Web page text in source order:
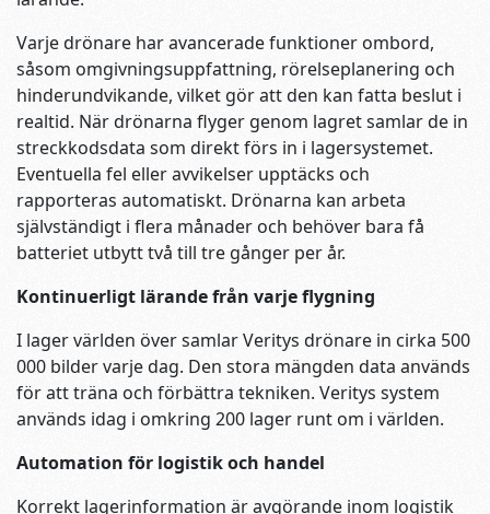
Varje drönare har avancerade funktioner ombord,
såsom omgivningsuppfattning, rörelseplanering och
hinderundvikande, vilket gör att den kan fatta beslut i
realtid. När drönarna flyger genom lagret samlar de in
streckkodsdata som direkt förs in i lagersystemet.
Eventuella fel eller avvikelser upptäcks och
rapporteras automatiskt. Drönarna kan arbeta
självständigt i flera månader och behöver bara få
batteriet utbytt två till tre gånger per år.
Kontinuerligt lärande från varje flygning
I lager världen över samlar Veritys drönare in cirka 500
000 bilder varje dag. Den stora mängden data används
för att träna och förbättra tekniken. Veritys system
används idag i omkring 200 lager runt om i världen.
Automation för logistik och handel
Korrekt lagerinformation är avgörande inom logistik